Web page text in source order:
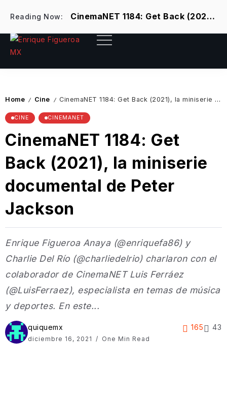
Reading Now: CinemaNET 1184: Get Back (2021), la miniserie documental de Peter Jackson
Charlas al calor del café
Home / Cine / CinemaNET 1184: Get Back (2021), la miniserie documental de Peter Jackson
CINE CINEMANET
CinemaNET 1184: Get
Back (2021), la miniserie
documental de Peter
Jackson
Enrique Figueroa Anaya (@enriquefa86) y
Charlie Del Río (@charliedelrio) charlaron con el
colaborador de CinemaNET Luis Ferráez
(@LuisFerraez), especialista en temas de música
y deportes. En este...
quiquemx
diciembre 16, 2021 One Min Read
165 43